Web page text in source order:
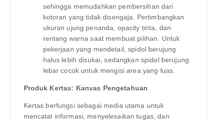
sehingga memudahkan pembersihan dari
kotoran yang tidak disengaja. Pertimbangkan
ukuran ujung penanda, opacity tinta, dan
rentang warna saat membuat pilihan. Untuk
pekerjaan yang mendetail, spidol berujung
halus lebih disukai, sedangkan spidol berujung
lebar cocok untuk mengisi area yang luas.
Produk Kertas: Kanvas Pengetahuan
Kertas berfungsi sebagai media utama untuk
mencatat informasi, menyelesaikan tugas, dan